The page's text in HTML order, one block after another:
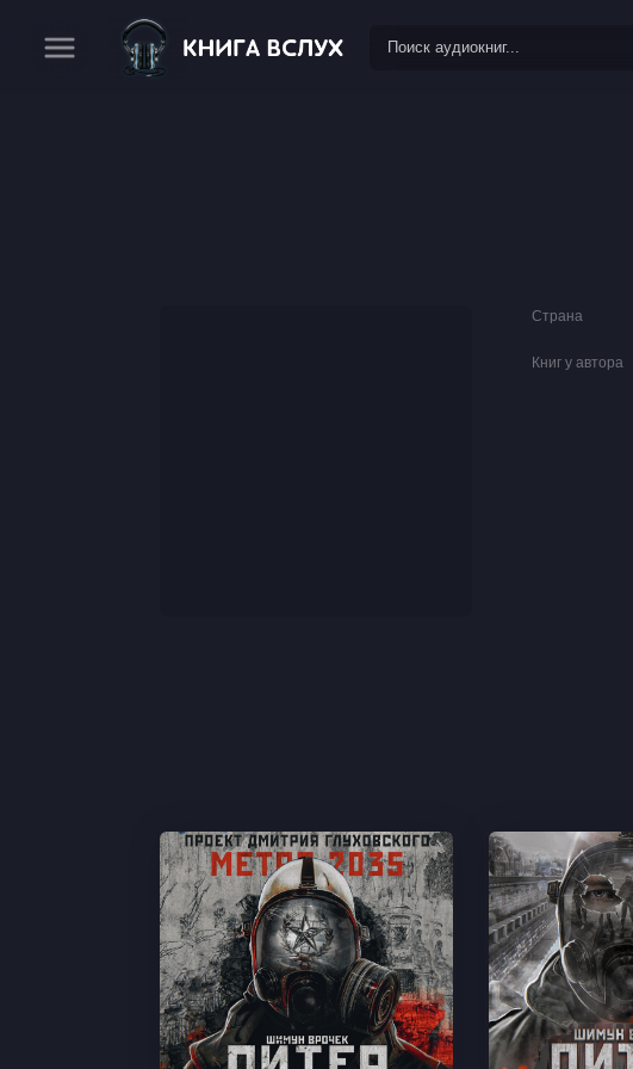
Страна
Книг у автора